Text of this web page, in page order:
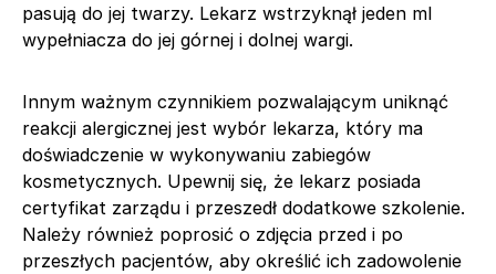
pasują do jej twarzy. Lekarz wstrzyknął jeden ml
wypełniacza do jej górnej i dolnej wargi.
Innym ważnym czynnikiem pozwalającym uniknąć
reakcji alergicznej jest wybór lekarza, który ma
doświadczenie w wykonywaniu zabiegów
kosmetycznych. Upewnij się, że lekarz posiada
certyfikat zarządu i przeszedł dodatkowe szkolenie.
Należy również poprosić o zdjęcia przed i po
przeszłych pacjentów, aby określić ich zadowolenie